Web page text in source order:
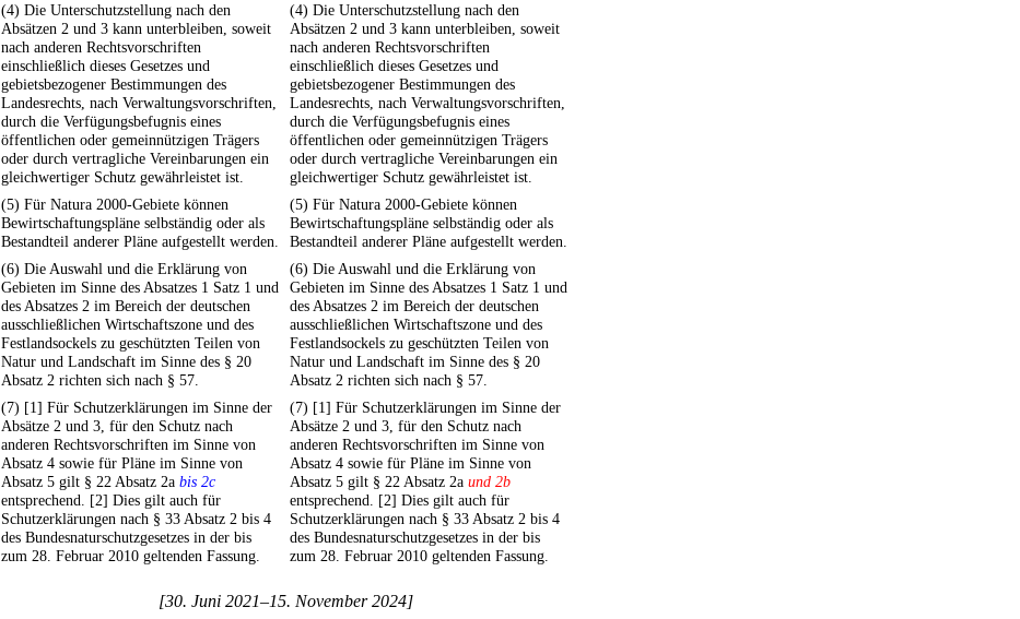
(4) Die Unterschutzstellung nach den
Absätzen 2 und 3 kann unterbleiben, soweit
nach anderen Rechtsvorschriften
einschließlich dieses Gesetzes und
gebietsbezogener Bestimmungen des
Landesrechts, nach Verwaltungsvorschriften,
durch die Verfügungsbefugnis eines
öffentlichen oder gemeinnützigen Trägers
oder durch vertragliche Vereinbarungen ein
gleichwertiger Schutz gewährleistet ist.
(4) Die Unterschutzstellung nach den
Absätzen 2 und 3 kann unterbleiben, soweit
nach anderen Rechtsvorschriften
einschließlich dieses Gesetzes und
gebietsbezogener Bestimmungen des
Landesrechts, nach Verwaltungsvorschriften,
durch die Verfügungsbefugnis eines
öffentlichen oder gemeinnützigen Trägers
oder durch vertragliche Vereinbarungen ein
gleichwertiger Schutz gewährleistet ist.
(5) Für Natura 2000-Gebiete können
Bewirtschaftungspläne selbständig oder als
Bestandteil anderer Pläne aufgestellt werden.
(5) Für Natura 2000-Gebiete können
Bewirtschaftungspläne selbständig oder als
Bestandteil anderer Pläne aufgestellt werden.
(6) Die Auswahl und die Erklärung von
Gebieten im Sinne des Absatzes 1 Satz 1 und
des Absatzes 2 im Bereich der deutschen
ausschließlichen Wirtschaftszone und des
Festlandsockels zu geschützten Teilen von
Natur und Landschaft im Sinne des § 20
Absatz 2 richten sich nach § 57.
(6) Die Auswahl und die Erklärung von
Gebieten im Sinne des Absatzes 1 Satz 1 und
des Absatzes 2 im Bereich der deutschen
ausschließlichen Wirtschaftszone und des
Festlandsockels zu geschützten Teilen von
Natur und Landschaft im Sinne des § 20
Absatz 2 richten sich nach § 57.
(7) [1] Für Schutzerklärungen im Sinne der
Absätze 2 und 3, für den Schutz nach
anderen Rechtsvorschriften im Sinne von
Absatz 4 sowie für Pläne im Sinne von
Absatz 5 gilt § 22 Absatz 2a bis 2c
entsprechend. [2] Dies gilt auch für
Schutzerklärungen nach § 33 Absatz 2 bis 4
des Bundesnaturschutzgesetzes in der bis
zum 28. Februar 2010 geltenden Fassung.
(7) [1] Für Schutzerklärungen im Sinne der
Absätze 2 und 3, für den Schutz nach
anderen Rechtsvorschriften im Sinne von
Absatz 4 sowie für Pläne im Sinne von
Absatz 5 gilt § 22 Absatz 2a und 2b
entsprechend. [2] Dies gilt auch für
Schutzerklärungen nach § 33 Absatz 2 bis 4
des Bundesnaturschutzgesetzes in der bis
zum 28. Februar 2010 geltenden Fassung.
[30. Juni 2021–15. November 2024]